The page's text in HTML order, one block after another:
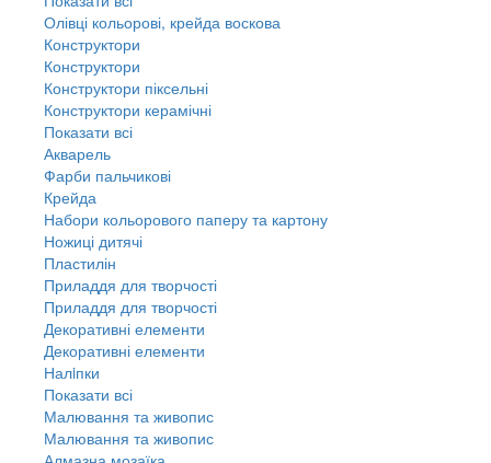
Олівці кольорові, крейда воскова
Конструктори
Конструктори
Конструктори піксельні
Конструктори керамічні
Показати всі
Акварель
Фарби пальчикові
Крейда
Набори кольорового паперу та картону
Ножиці дитячі
Пластилін
Приладдя для творчості
Приладдя для творчості
Декоративні елементи
Декоративні елементи
Налiпки
Показати всі
Малювання та живопис
Малювання та живопис